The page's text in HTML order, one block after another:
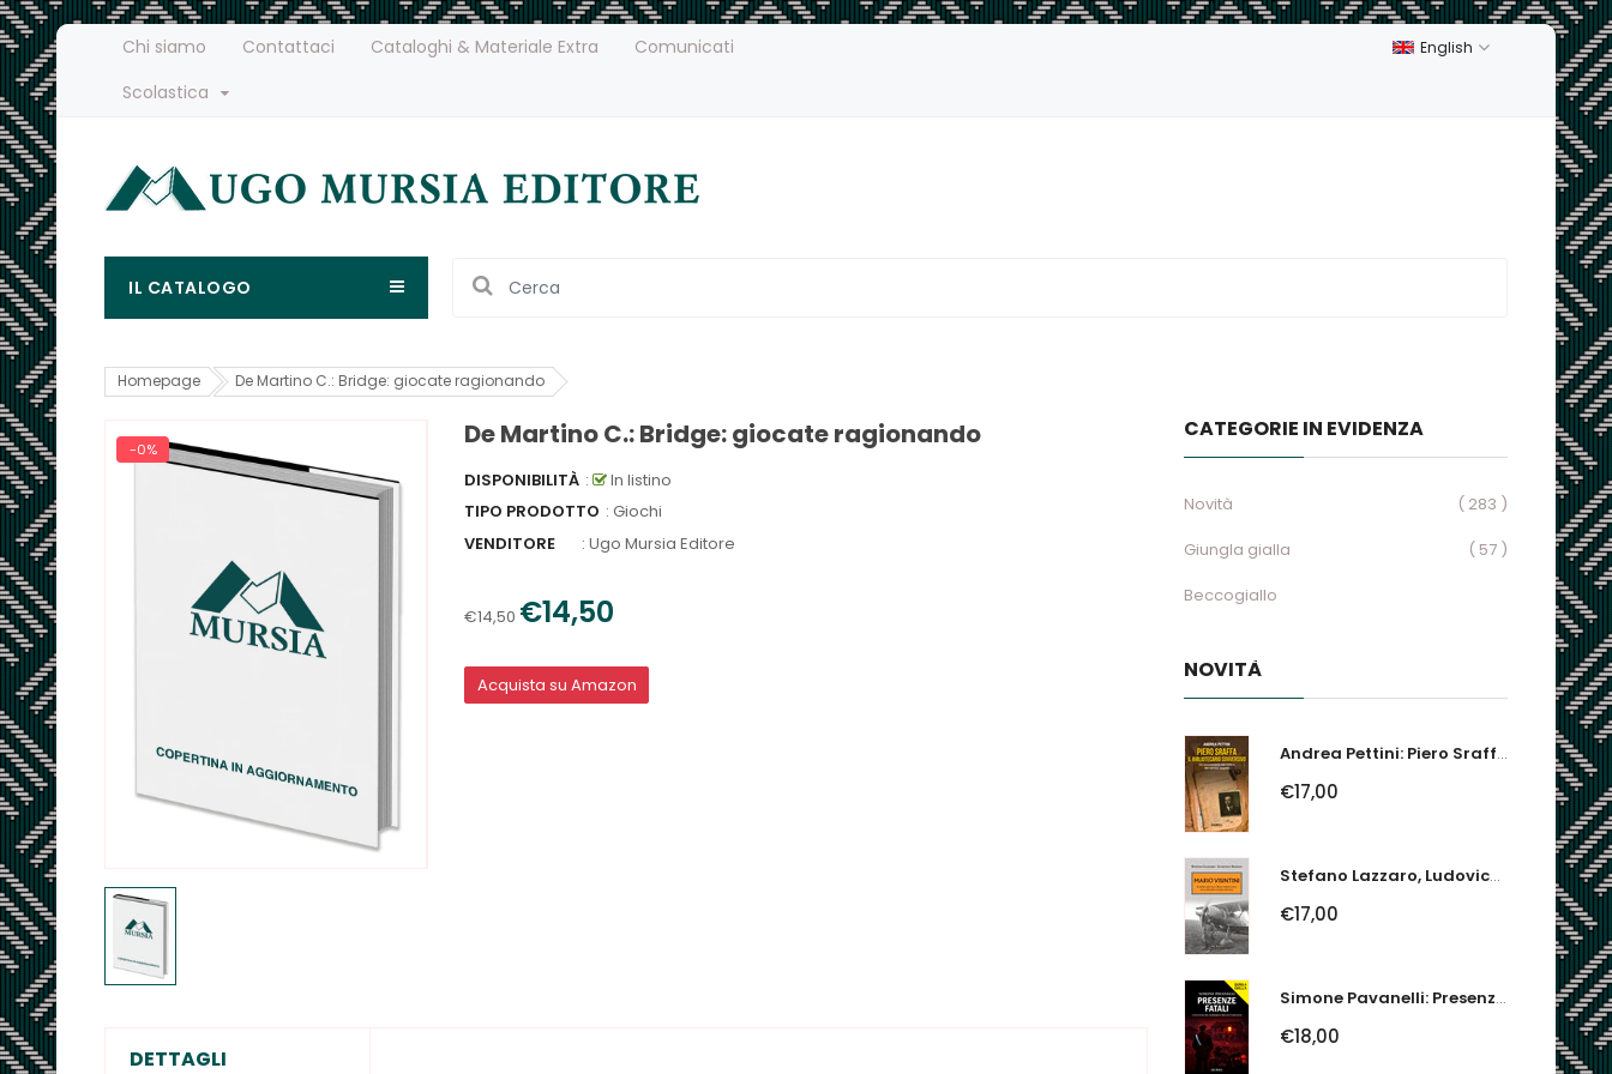
Chi siamo Contattaci Cataloghi & Materiale Extra
Comunicati
Scolastica
English
IL CATALOGO
Homepage De Martino C.: Bridge: giocate ragionando
-0% De Martino C.: Bridge: giocate ragionando
DISPONIBILITÀ :
In listino
TIPO PRODOTTO : Giochi
VENDITORE
: Ugo Mursia Editore
€14,50 €14,50
Acquista su Amazon
DETTAGLI
CATEGORIE IN EVIDENZA
Novità
( 283 )
Giungla gialla
( 57 )
Beccogiallo
NOVITÀ
Andrea Pettini: Piero Sraffa, Il Bibliotecario Sovversivo. Un Economista Nel...
€17,00
Stefano Lazzaro, Ludovico Slongo: Mario Visintini. Il Primo Asso Della...
€17,00
Simone Pavanelli: Presenze Fatali. I Fantasmi Del Ferrarese Urlano Giustizia
€18,00